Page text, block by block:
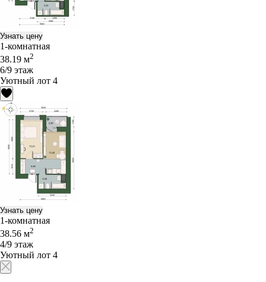
Узнать цену
1-комнатная
38.19 м2
6/9 этаж
Уютный лот 4
Узнать цену
1-комнатная
38.56 м2
4/9 этаж
Уютный лот 4